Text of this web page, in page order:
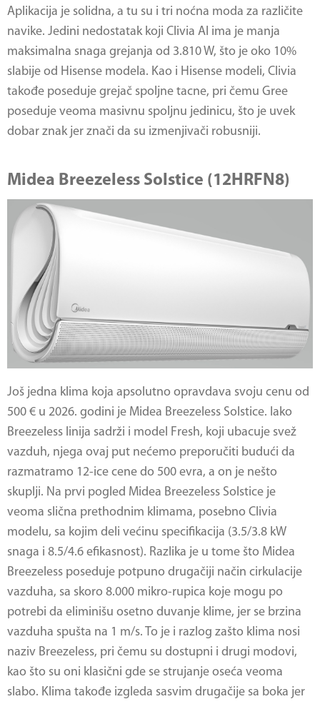
Aplikacija je solidna, a tu su i tri noćna moda za različite
navike. Jedini nedostatak koji Clivia AI ima je manja
maksimalna snaga grejanja od 3.810 W, što je oko 10%
slabije od Hisense modela. Kao i Hisense modeli, Clivia
takođe poseduje grejač spoljne tacne, pri čemu Gree
poseduje veoma masivnu spoljnu jedinicu, što je uvek
dobar znak jer znači da su izmenjivači robusniji.
Midea Breezeless Solstice (12HRFN8)
Još jedna klima koja apsolutno opravdava svoju cenu od
500 € u 2026. godini je Midea Breezeless Solstice. Iako
Breezeless linija sadrži i model Fresh, koji ubacuje svež
vazduh, njega ovaj put nećemo preporučiti budući da
razmatramo 12-ice cene do 500 evra, a on je nešto
skuplji. Na prvi pogled Midea Breezeless Solstice je
veoma slična prethodnim klimama, posebno Clivia
modelu, sa kojim deli većinu specifikacija (3.5/3.8 kW
snaga i 8.5/4.6 efikasnost). Razlika je u tome što Midea
Breezeless poseduje potpuno drugačiji način cirkulacije
vazduha, sa skoro 8.000 mikro-rupica koje mogu po
potrebi da eliminišu osetno duvanje klime, jer se brzina
vazduha spušta na 1 m/s. To je i razlog zašto klima nosi
naziv Breezeless, pri čemu su dostupni i drugi modovi,
kao što su oni klasični gde se strujanje oseća veoma
slabo. Klima takođe izgleda sasvim drugačije sa boka jer